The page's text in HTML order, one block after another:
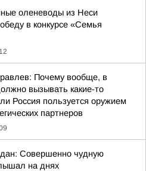
оленеводы из Неси
в конкурсе «Семья
Почему вообще, в
вызывать какие-то
Россия пользуется оружием
партнеров
Совершенно чудную
на днях